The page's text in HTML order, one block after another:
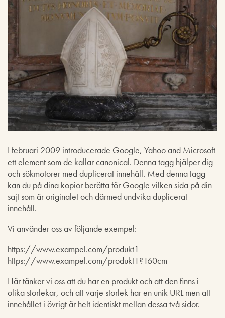
I februari 2009 introducerade Google, Yahoo and Microsoft
ett element som de kallar canonical. Denna tagg hjälper dig
och sökmotorer med duplicerat innehåll. Med denna tagg
kan du på dina kopior berätta för Google vilken sida på din
sajt som är originalet och därmed undvika duplicerat
innehåll.
Vi använder oss av följande exempel:
https://www.exampel.com/produkt1
https://www.exampel.com/produkt1?160cm
Här tänker vi oss att du har en produkt och att den finns i
olika storlekar, och att varje storlek har en unik URL men att
innehållet i övrigt är helt identiskt mellan dessa två sidor.